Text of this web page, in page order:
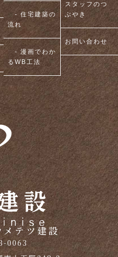
メテツ建設
0063
- 住宅建築の
流れ
- 漫画でわか
るWB工法
スタッフのつ
ぶやき
お問い合わせ